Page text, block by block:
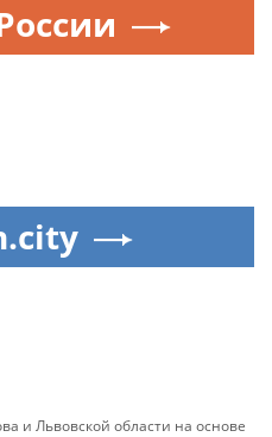
и Львовской области на основе